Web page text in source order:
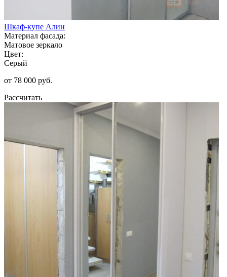
Шкаф-купе Алин
Материал фасада:
Матовое зеркало
Цвет:
Серый
от 78 000 руб.
Рассчитать